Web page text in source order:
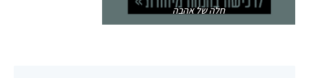
חלה של אהבה